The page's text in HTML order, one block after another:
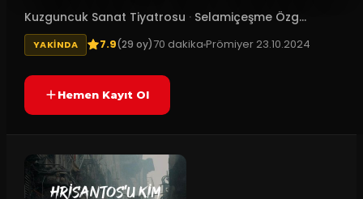
Kuzguncuk Sanat Tiyatrosu · Selamiçeşme Özg...
YAKINDA 7.9(29 oy)70 dakikaPrömiyer 23.10.2024
Hemen Kayıt Ol